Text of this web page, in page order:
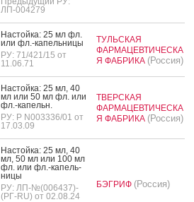
ЛП-004279
Нас­той­ка: 25 мл фл.
или фл.-ка­пель­ни­цы
РУ: 71/421/15 от
11.06.71
ТУЛЬСКАЯ
ФАРМАЦЕВТИЧЕСКА
Я ФАБРИКА (Россия)
Нас­той­ка: 25 мл, 40
мл или 50 мл фл. или
фл.-ка­пельн.
РУ: Р N003336/01 от
17.03.09
ТВЕРСКАЯ
ФАРМАЦЕВТИЧЕСКА
Я ФАБРИКА (Россия)
Нас­той­ка: 25 мл, 40
мл, 50 мл или 100 мл
фл. или фл.-ка­пель­
ни­цы
РУ: ЛП-№(006437)-
(РГ-RU) от 02.08.24
БЭГРИФ (Россия)